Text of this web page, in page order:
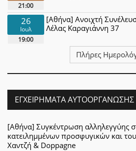
21:00
26
Ιουλ
19:00
[Αθήνα] Ανοιχτή
Λέλας Καραγιάννη 37
Πλήρες
ΕΓΧΕΙΡΉΜΑΤΑ ΑΥΤΟΟΡΓΆΝΩΣΗΣ
[Αθήνα] Συγκέντρωση αλληλεγγύης
κατειλημμένων προσφυγικών και
Χαντζή & Doppagne